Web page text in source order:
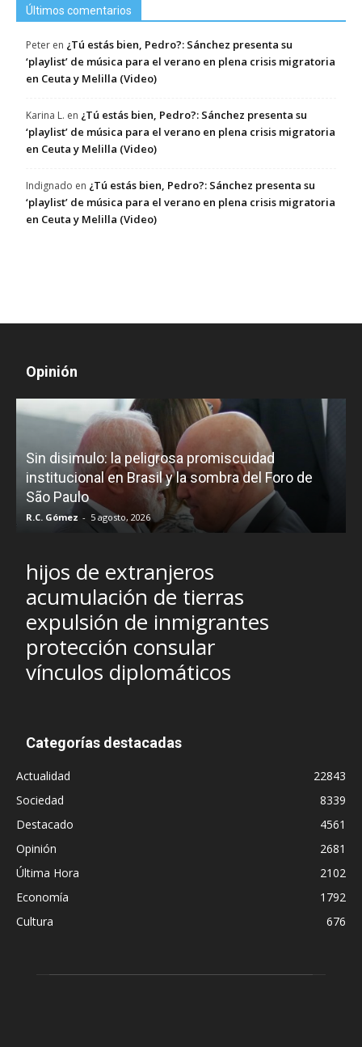
Últimos comentarios
Peter en ¿Tú estás bien, Pedro?: Sánchez presenta su
‘playlist’ de música para el verano en plena crisis migratoria
en Ceuta y Melilla (Video)
Karina L. en ¿Tú estás bien, Pedro?: Sánchez presenta su
‘playlist’ de música para el verano en plena crisis migratoria
en Ceuta y Melilla (Video)
Indignado en ¿Tú estás bien, Pedro?: Sánchez presenta su
‘playlist’ de música para el verano en plena crisis migratoria
en Ceuta y Melilla (Video)
Opinión
Sin disimulo: la peligrosa promiscuidad
institucional en Brasil y la sombra del Foro de
São Paulo
R.C. Gómez - 5 agosto, 2026
hijos de extranjeros
acumulación de tierras
expulsión de inmigrantes
protección consular
vínculos diplomáticos
Categorías destacadas
Actualidad
22843
Sociedad
8339
Destacado
4561
Opinión
2681
Última Hora
2102
Economía
1792
Cultura
676